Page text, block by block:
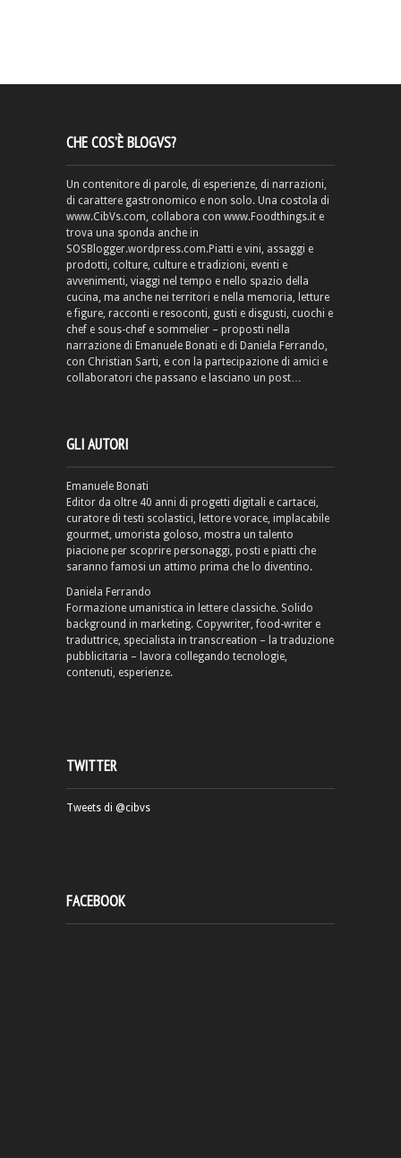
CHE COS’È BLOGVS?
Un contenitore di parole, di esperienze, di narrazioni,
di carattere gastronomico e non solo. Una costola di
www.CibVs.com, collabora con www.Foodthings.it e
trova una sponda anche in
SOSBlogger.wordpress.com.Piatti e vini, assaggi e
prodotti, colture, culture e tradizioni, eventi e
avvenimenti, viaggi nel tempo e nello spazio della
cucina, ma anche nei territori e nella memoria, letture
e figure, racconti e resoconti, gusti e disgusti, cuochi e
chef e sous-chef e sommelier – proposti nella
narrazione di Emanuele Bonati e di Daniela Ferrando,
con Christian Sarti, e con la partecipazione di amici e
collaboratori che passano e lasciano un post…
GLI AUTORI
Emanuele Bonati
Editor da oltre 40 anni di progetti digitali e cartacei,
curatore di testi scolastici, lettore vorace, implacabile
gourmet, umorista goloso, mostra un talento
piacione per scoprire personaggi, posti e piatti che
saranno famosi un attimo prima che lo diventino.
Daniela Ferrando
Formazione umanistica in lettere classiche. Solido
background in marketing. Copywriter, food-writer e
traduttrice, specialista in transcreation – la traduzione
pubblicitaria – lavora collegando tecnologie,
contenuti, esperienze.
TWITTER
Tweets di @cibvs
FACEBOOK